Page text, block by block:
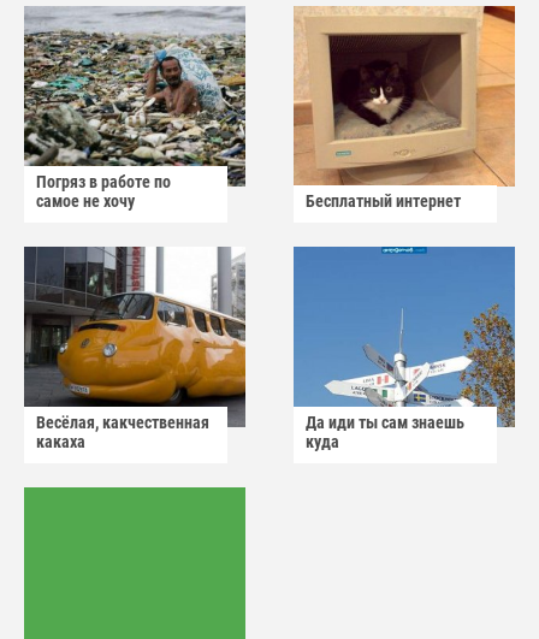
Погряз в работе по
самое не хочу
Бесплатный интернет
Весёлая, какчественная
какаха
Да иди ты сам знаешь
куда